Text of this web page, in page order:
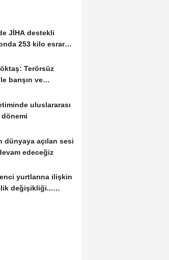
JİHA destekli
253 kilo esrar
Terörsüz
barışın ve
uluslararası
dünyaya açılan sesi
edeceğiz
yurtlarına ilişkin
değişikliği...